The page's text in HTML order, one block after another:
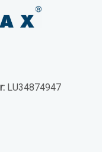
LU34874947